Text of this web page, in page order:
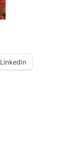
LinkedIn